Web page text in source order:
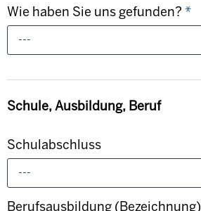
Wie haben Sie uns gefunden? *
---
Schule, Ausbildung, Beruf
Schulabschluss
---
Berufsausbildung (Bezeichnung)